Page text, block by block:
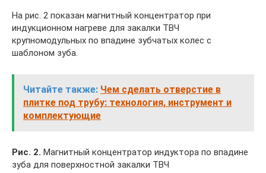
На рис. 2 показан магнитный концентратор при
индукционном нагреве для закалки ТВЧ
крупномодульных по впадине зубчатых колес с
шаблоном зуба.
Читайте также: Чем сделать отверстие в
плитке под трубу: технология, инструмент и
комплектующие
Рис. 2. Магнитный концентратор индуктора по впадине
зуба для поверхностной закалки ТВЧ